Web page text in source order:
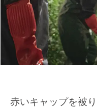
赤いキャップを被